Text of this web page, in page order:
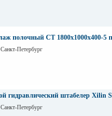
полочный СТ 1800х1000х400-5
Петербург
гидравлический штабелер Xilin
Петербург